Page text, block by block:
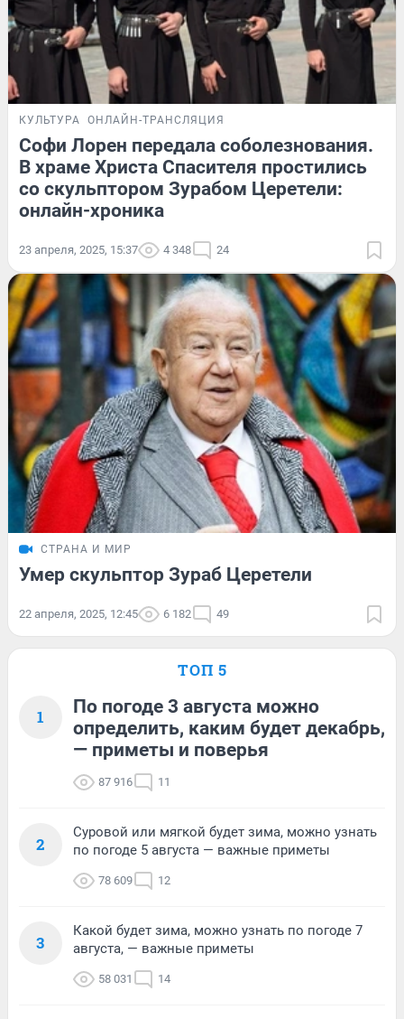
КУЛЬТУРА ОНЛАЙН-ТРАНСЛЯЦИЯ
Софи Лорен передала соболезнования.
В храме Христа Спасителя простились
со скульптором Зурабом Церетели:
онлайн-хроника
23 апреля, 2025, 15:37 4 348 24
СТРАНА И МИР
Умер скульптор Зураб Церетели
22 апреля, 2025, 12:45 6 182 49
ТОП 5
1
По погоде 3 августа можно
определить, каким будет декабрь,
— приметы и поверья
87 916 11
2
Суровой или мягкой будет зима, можно узнать
по погоде 5 августа — важные приметы
78 609 12
3
Какой будет зима, можно узнать по погоде 7
августа, — важные приметы
58 031 14